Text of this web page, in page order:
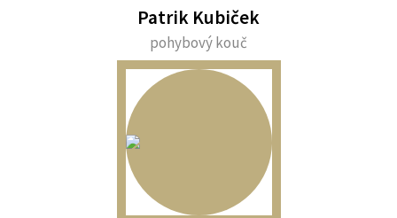
Patrik Kubiček
pohybový kouč